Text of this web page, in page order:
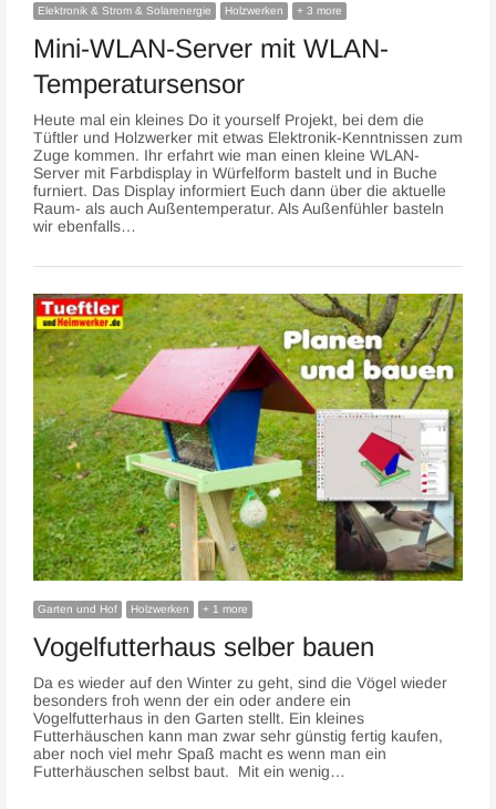
Elektronik & Strom & Solarenergie Holzwerken + 3 more
Mini-WLAN-Server mit WLAN-
Temperatursensor
Heute mal ein kleines Do it yourself Projekt, bei dem die
Tüftler und Holzwerker mit etwas Elektronik-Kenntnissen zum
Zuge kommen. Ihr erfahrt wie man einen kleine WLAN-
Server mit Farbdisplay in Würfelform bastelt und in Buche
furniert. Das Display informiert Euch dann über die aktuelle
Raum- als auch Außentemperatur. Als Außenfühler basteln
wir ebenfalls…
Garten und Hof Holzwerken + 1 more
Vogelfutterhaus selber bauen
Da es wieder auf den Winter zu geht, sind die Vögel wieder
besonders froh wenn der ein oder andere ein
Vogelfutterhaus in den Garten stellt. Ein kleines
Futterhäuschen kann man zwar sehr günstig fertig kaufen,
aber noch viel mehr Spaß macht es wenn man ein
Futterhäuschen selbst baut. Mit ein wenig…